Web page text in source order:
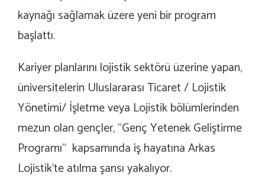
kaynağı sağlamak üzere yeni bir program
başlattı.
Kariyer planlarını lojistik sektörü üzerine yapan,
üniversitelerin Uluslararası Ticaret / Lojistik
Yönetimi/ İşletme veya Lojistik bölümlerinden
mezun olan gençler, “Genç Yetenek Geliştirme
Programı” kapsamında iş hayatına Arkas
Lojistik’te atılma şansı yakalıyor.